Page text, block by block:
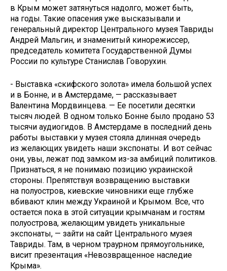
в Крым может затянуться надолго, может быть,
на годы. Такие опасения уже высказывали и
генеральный директор Центрального музея Тавриды
Андрей Мальгин, и знаменитый кинорежиссер,
председатель комитета Государственной Думы
России по культуре Станислав Говорухин.
- Выставка «скифского золота» имела большой успех
и в Бонне, и в Амстердаме, — рассказывает
Валентина Мордвинцева. — Ее посетили десятки
тысяч людей. В одном только Бонне было продано 53
тысячи аудиогидов. В Амстердаме в последний день
работы выставки у музея стояла длинная очередь
из желающих увидеть наши экспонаты. И вот сейчас
они, увы, лежат под замком из-за амбиций политиков.
Признаться, я не понимаю позицию украинской
стороны. Препятствуя возвращению выставки
на полуостров, киевские чиновники еще глубже
вбивают клин между Украиной и Крымом. Все, что
остается пока в этой ситуации крымчанам и гостям
полуострова, желающим увидеть уникальные
экспонаты, — зайти на сайт Центрального музея
Тавриды. Там, в черном траурном прямоугольнике,
висит презентация «Невозвращенное наследие
Крыма».